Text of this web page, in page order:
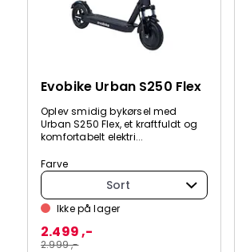
Evobike Urban S250 Flex
Oplev smidig bykørsel med
Urban S250 Flex, et kraftfuldt og
komfortabelt elektri...
Farve
Sort
Ikke på lager
2.999 ,-
2.499 ,-